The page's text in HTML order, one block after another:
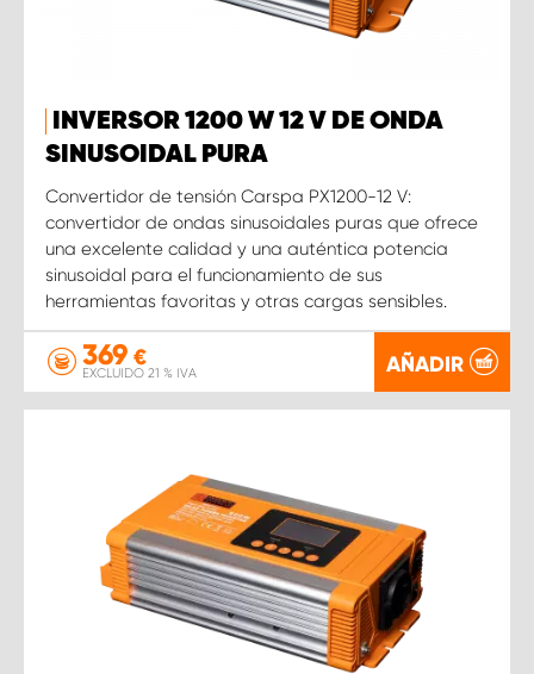
INVERSOR 1200 W 12 V DE ONDA
SINUSOIDAL PURA
Convertidor de tensión Carspa PX1200-12 V:
convertidor de ondas sinusoidales puras que ofrece
una excelente calidad y una auténtica potencia
sinusoidal para el funcionamiento de sus
herramientas favoritas y otras cargas sensibles.
369 €
EXCLUIDO 21 % IVA AÑADIR